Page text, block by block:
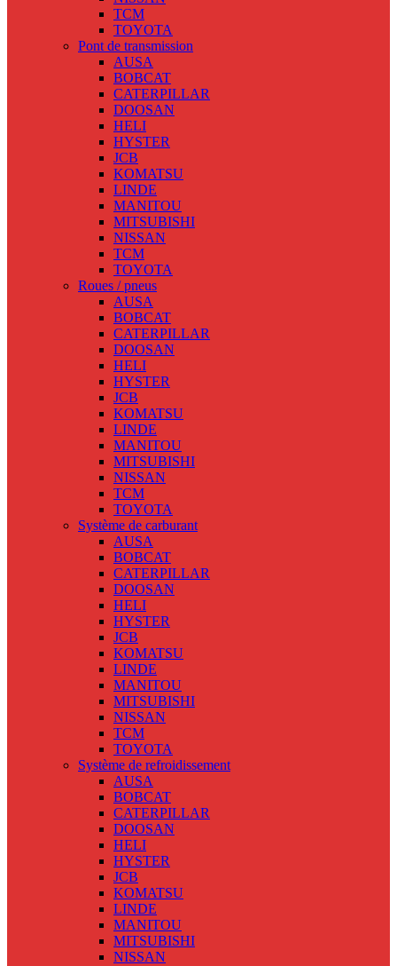
TCM
TOYOTA
Pont de transmission
AUSA
BOBCAT
CATERPILLAR
DOOSAN
HELI
HYSTER
JCB
KOMATSU
LINDE
MANITOU
MITSUBISHI
NISSAN
TCM
TOYOTA
Roues / pneus
AUSA
BOBCAT
CATERPILLAR
DOOSAN
HELI
HYSTER
JCB
KOMATSU
LINDE
MANITOU
MITSUBISHI
NISSAN
TCM
TOYOTA
Système de carburant
AUSA
BOBCAT
CATERPILLAR
DOOSAN
HELI
HYSTER
JCB
KOMATSU
LINDE
MANITOU
MITSUBISHI
NISSAN
TCM
TOYOTA
Système de refroidissement
AUSA
BOBCAT
CATERPILLAR
DOOSAN
HELI
HYSTER
JCB
KOMATSU
LINDE
MANITOU
MITSUBISHI
NISSAN